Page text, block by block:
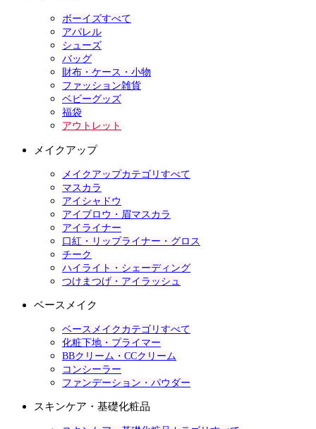
ボーイズすべて
アパレル
シューズ
バッグ
財布・ケース・小物
ファッション雑貨
ベビーグッズ
福袋
アウトレット
メイクアップ
メイクアップカテゴリすべて
マスカラ
アイシャドウ
アイブロウ・眉マスカラ
アイライナー
口紅・リップライナー・グロス
チーク
ハイライト・シェーディング
つけまつげ・アイラッシュ
ベースメイク
ベースメイクカテゴリすべて
化粧下地・プライマー
BBクリーム・CCクリーム
コンシーラー
ファンデーション・パウダー
スキンケア・基礎化粧品